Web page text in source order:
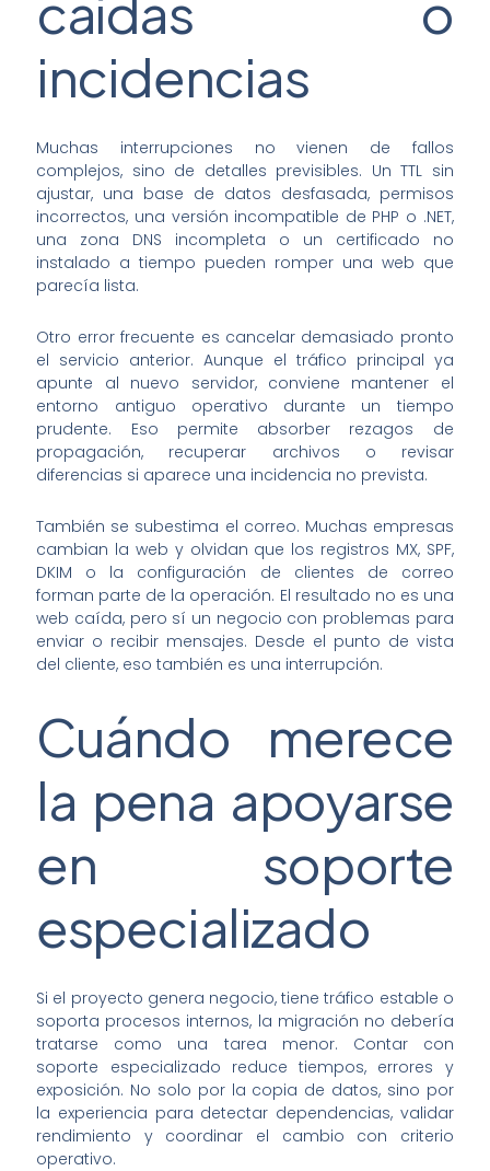
incidencias
Muchas interrupciones no vienen de fallos
complejos, sino de detalles previsibles. Un TTL sin
ajustar, una base de datos desfasada, permisos
incorrectos, una versión incompatible de PHP o .NET,
una zona DNS incompleta o un certificado no
instalado a tiempo pueden romper una web que
parecía lista.
Otro error frecuente es cancelar demasiado pronto
el servicio anterior. Aunque el tráfico principal ya
apunte al nuevo servidor, conviene mantener el
entorno antiguo operativo durante un tiempo
prudente. Eso permite absorber rezagos de
propagación, recuperar archivos o revisar
diferencias si aparece una incidencia no prevista.
También se subestima el correo. Muchas empresas
cambian la web y olvidan que los registros MX, SPF,
DKIM o la configuración de clientes de correo
forman parte de la operación. El resultado no es una
web caída, pero sí un negocio con problemas para
enviar o recibir mensajes. Desde el punto de vista
del cliente, eso también es una interrupción.
Cuándo merece
la pena apoyarse
en soporte
especializado
Si el proyecto genera negocio, tiene tráfico estable o
soporta procesos internos, la migración no debería
tratarse como una tarea menor. Contar con
soporte especializado reduce tiempos, errores y
exposición. No solo por la copia de datos, sino por
la experiencia para detectar dependencias, validar
rendimiento y coordinar el cambio con criterio
operativo.